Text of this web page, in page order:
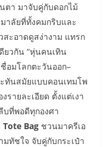
ตา มาจับคู่กับดอกไม้
าลัยที่ทั้งคมกริบและ
ะอาดดูสง่างาม แทรก
ยวกัน “หุ่นคนเทิน
อมโลกตะวันออก–
ทันสมัยแบบคอนเทมโพ
ายละเอียด ตั้งแต่เงา
บที่พอดีทุกองศา
Bag ชวนมาครีเอ
ทัชใจ จับคู่กับกระเป๋า